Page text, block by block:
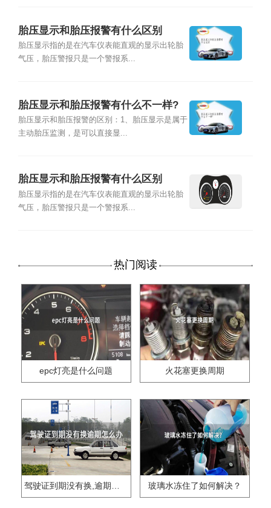
胎压显示和胎压报警有什么区别
胎压显示指的是在汽车仪表能直观的显示出轮胎
气压，胎压警报只是一个警报系...
胎压显示和胎压报警有什么不一样?
胎压显示和胎压报警的区别：1、胎压显示是属于
主动胎压监测，是可以直接显...
胎压显示和胎压报警有什么区别
胎压显示指的是在汽车仪表能直观的显示出轮胎
气压，胎压警报只是一个警报系...
热门阅读
epc灯亮是什么问题 火花塞更换周期
玻璃水冻住了如何解决？